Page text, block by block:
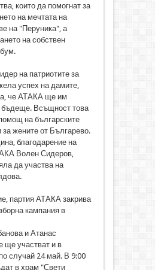
които да помогнат за
на мечтата на
на "Перуника", а
на собствен
на патриотите за
успех на дамите,
че АТАКА ще им
бъдеще. Всъщност това
на българските
за жените от Българево.
благодарение на
Волен Сидеров,
да участва на
партия АТАКА закрива
кампания в
и Атанас
ще участват и в
случай 24 май. В 9:00
в храм "Свети